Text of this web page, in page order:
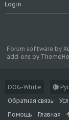
Login
DOG-White
Обратная связь
Помощь
Главная
Forum software by
add-ons by